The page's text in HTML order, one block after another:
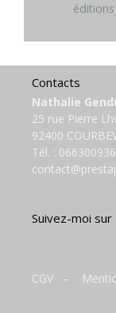
Contacts
Nathalie
25 rue Pierre
92400
Tél. :
Suivez-moi sur
CGV –